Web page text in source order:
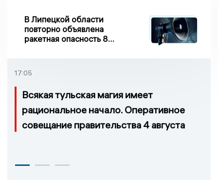
В Липецкой области
повторно объявлена
ракетная опасность 8
17:05
Всякая тульская магия имеет
рациональное начало. Оперативное
совещание правительства 4 августа